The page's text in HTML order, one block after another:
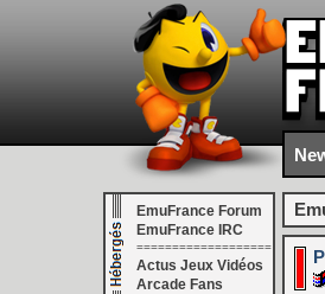
EmuFrance Forum
EmuFrance IRC
===================
Actus Jeux Vidéos
Arcade Fans